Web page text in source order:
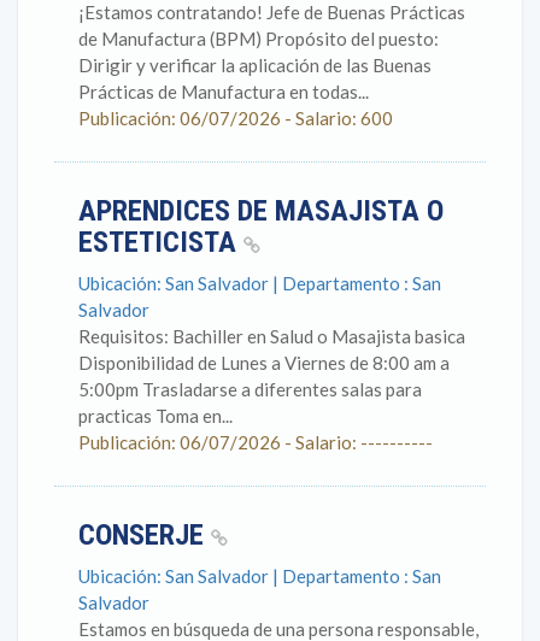
¡Estamos contratando! Jefe de Buenas Prácticas
de Manufactura (BPM) Propósito del puesto:
Dirigir y verificar la aplicación de las Buenas
Prácticas de Manufactura en todas...
Publicación: 06/07/2026 - Salario: 600
APRENDICES DE MASAJISTA O
ESTETICISTA
Ubicación: San Salvador | Departamento : San
Salvador
Requisitos: Bachiller en Salud o Masajista basica
Disponibilidad de Lunes a Viernes de 8:00 am a
5:00pm Trasladarse a diferentes salas para
practicas Toma en...
Publicación: 06/07/2026 - Salario: ----------
CONSERJE
Ubicación: San Salvador | Departamento : San
Salvador
Estamos en búsqueda de una persona responsable,